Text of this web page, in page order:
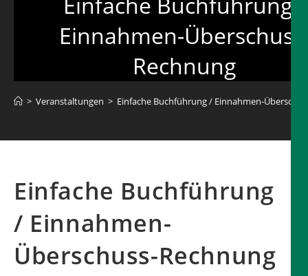
Einnahmen-
Rechnung
> Veranstaltungen > Einfache Buchführung / Einnahmen-
Einfache Buchführung
/ Einnahmen-
Überschuss-Rechnung